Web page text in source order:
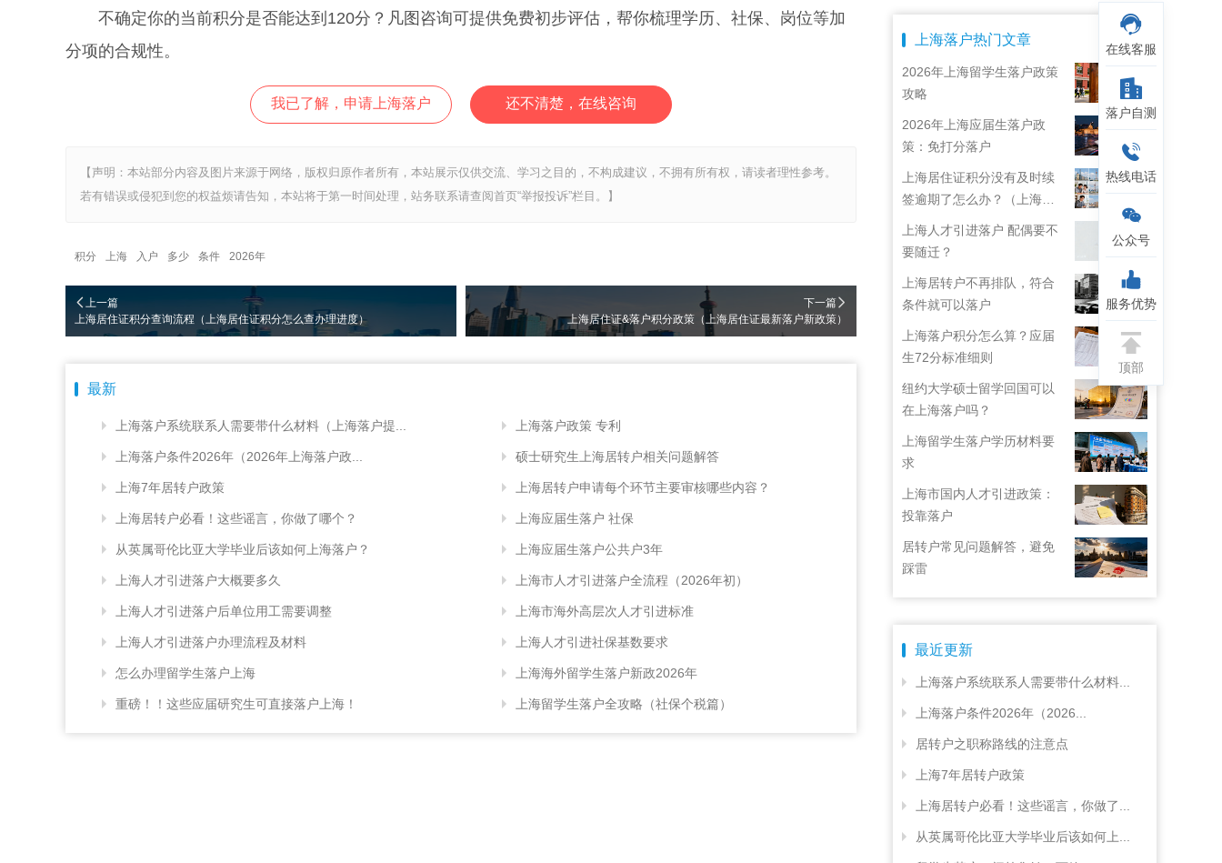
不确定你的当前积分是否能达到120分？凡图咨询可提供免费初步评估，帮你梳理学历、社保、岗位等加
分项的合规性。
我已了解，申请上海落户 还不清楚，在线咨询
【声明：本站部分内容及图片来源于网络，版权归原作者所有，本站展示仅供交流、学习之目的，不构成建议，不拥有所有权，请读者理性参考。
若有错误或侵犯到您的权益烦请告知，本站将于第一时间处理，站务联系请查阅首页“举报投诉”栏目。】
积分 上海 入户 多少 条件 2026年
上一篇
上海居住证积分查询流程（上海居住证积分怎么查办理进度）
下一篇
上海居住证&落户积分政策（上海居住证最新落户新政策）
最新
上海落户系统联系人需要带什么材料（上海落户提...
上海落户条件2026年（2026年上海落户政...
上海7年居转户政策
上海居转户必看！这些谣言，你做了哪个？
从英属哥伦比亚大学毕业后该如何上海落户？
上海人才引进落户大概要多久
上海人才引进落户后单位用工需要调整
上海人才引进落户办理流程及材料
怎么办理留学生落户上海
重磅！！这些应届研究生可直接落户上海！
上海落户政策 专利
硕士研究生上海居转户相关问题解答
上海居转户申请每个环节主要审核哪些内容？
上海应届生落户 社保
上海应届生落户公共户3年
上海市人才引进落户全流程（2026年初）
上海市海外高层次人才引进标准
上海人才引进社保基数要求
上海海外留学生落户新政2026年
上海留学生落户全攻略（社保个税篇）
上海落户热门文章
2026年上海留学生落户政策
攻略
2026年上海应届生落户政
策：免打分落户
上海居住证积分没有及时续
签逾期了怎么办？（上海居
住证续签了但积分忘了）
上海人才引进落户 配偶要不
要随迁？
上海居转户不再排队，符合
条件就可以落户
上海落户积分怎么算？应届
生72分标准细则
纽约大学硕士留学回国可以
在上海落户吗？
上海留学生落户学历材料要
求
上海市国内人才引进政策：
投靠落户
居转户常见问题解答，避免
踩雷
最近更新
上海落户系统联系人需要带什么材料...
上海落户条件2026年（2026...
居转户之职称路线的注意点
上海7年居转户政策
上海居转户必看！这些谣言，你做了...
从英属哥伦比亚大学毕业后该如何上...
在线客服
落户自测
热线电话
公众号
服务优势
顶部